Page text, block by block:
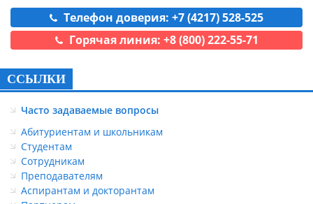
Телефон доверия: +7 (4217) 528-525
Горячая линия: +8 (800) 222-55-71
ССЫЛКИ
Часто задаваемые вопросы
Абитуриентам и школьникам
Студентам
Сотрудникам
Преподавателям
Аспирантам и докторантам